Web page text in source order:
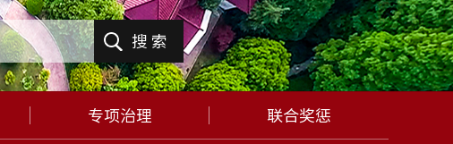
搜 索
专项治理
联合奖惩